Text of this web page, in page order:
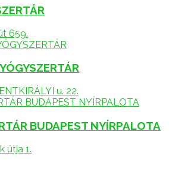
659.
u. 22.
BUDAPEST NYÍRPALOTA
útja 1.